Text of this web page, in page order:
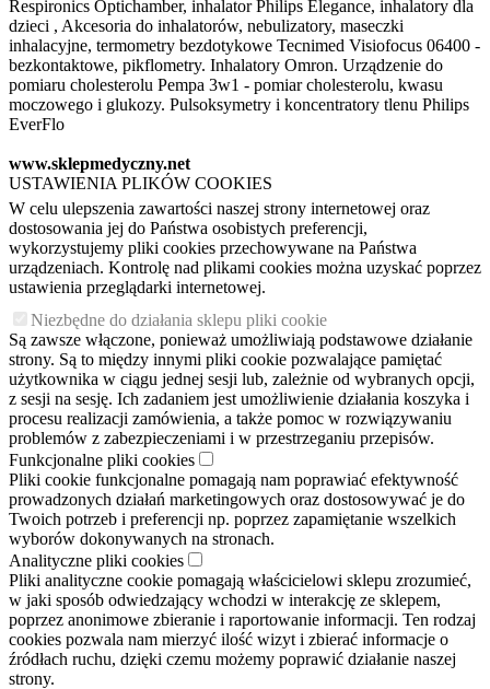
Respironics Optichamber, inhalator Philips Elegance, inhalatory dla
dzieci , Akcesoria do inhalatorów, nebulizatory, maseczki
inhalacyjne, termometry bezdotykowe Tecnimed Visiofocus 06400 -
bezkontaktowe, pikflometry. Inhalatory Omron. Urządzenie do
pomiaru cholesterolu Pempa 3w1 - pomiar cholesterolu, kwasu
moczowego i glukozy. Pulsoksymetry i koncentratory tlenu Philips
EverFlo
www.sklepmedyczny.net
USTAWIENIA PLIKÓW COOKIES
W celu ulepszenia zawartości naszej strony internetowej oraz
dostosowania jej do Państwa osobistych preferencji,
wykorzystujemy pliki cookies przechowywane na Państwa
urządzeniach. Kontrolę nad plikami cookies można uzyskać poprzez
ustawienia przeglądarki internetowej.
Niezbędne do działania sklepu pliki cookie
Są zawsze włączone, ponieważ umożliwiają podstawowe działanie
strony. Są to między innymi pliki cookie pozwalające pamiętać
użytkownika w ciągu jednej sesji lub, zależnie od wybranych opcji,
z sesji na sesję. Ich zadaniem jest umożliwienie działania koszyka i
procesu realizacji zamówienia, a także pomoc w rozwiązywaniu
problemów z zabezpieczeniami i w przestrzeganiu przepisów.
Funkcjonalne pliki cookies
Pliki cookie funkcjonalne pomagają nam poprawiać efektywność
prowadzonych działań marketingowych oraz dostosowywać je do
Twoich potrzeb i preferencji np. poprzez zapamiętanie wszelkich
wyborów dokonywanych na stronach.
Analityczne pliki cookies
Pliki analityczne cookie pomagają właścicielowi sklepu zrozumieć,
w jaki sposób odwiedzający wchodzi w interakcję ze sklepem,
poprzez anonimowe zbieranie i raportowanie informacji. Ten rodzaj
cookies pozwala nam mierzyć ilość wizyt i zbierać informacje o
źródłach ruchu, dzięki czemu możemy poprawić działanie naszej
strony.